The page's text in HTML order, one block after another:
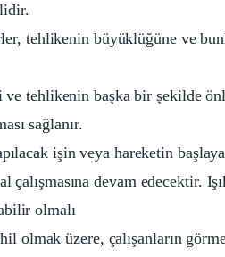
tehlikenin büyüklüğüne ve
tehlikenin başka bir şekilde
sağlanır.
işin veya hareketin
çalışmasına devam edecektir.
olmalı
olmak üzere, çalışanların